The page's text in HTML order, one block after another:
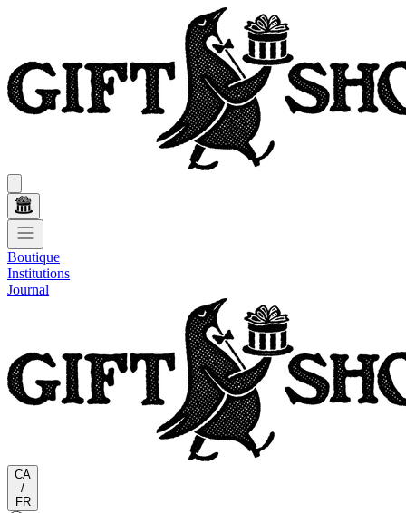
Boutique
Institutions
Journal
CA
/
FR